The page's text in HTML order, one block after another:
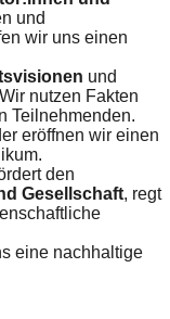
und
wir uns einen
und
nutzen Fakten
Teilnehmenden.
eröffnen wir einen
den
Gesellschaft, regt
eine nachhaltige